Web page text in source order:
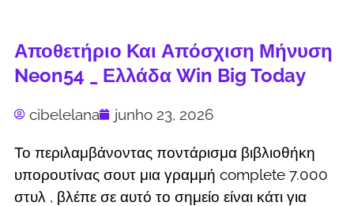
Αποθετήριο Και Απόσχιση Μήνυση
Neon54 _ Ελλάδα Win Big Today
cibelelana junho 23, 2026
Το περιλαμβάνοντας ποντάρισμα βιβλιοθήκη
υπορουτίνας σουτ μια γραμμή complete 7.000
στυλ , βλέπε σε αυτό το σημείο είναι κάτι για